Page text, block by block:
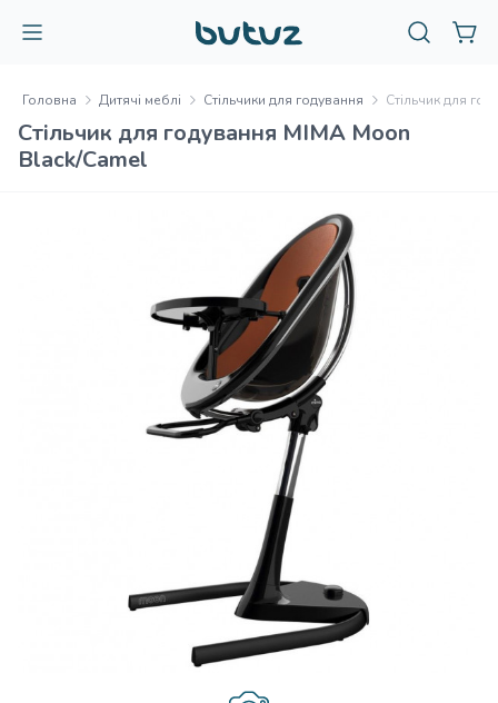
Головна Дитячі меблі Стільчики для годування Стільчик для
Стільчик для годування MIMA Moon
Black/Camel